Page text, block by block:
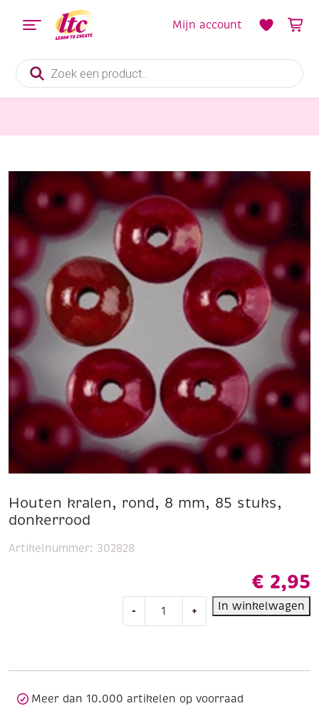
Producten
zoeken
Mijn account
Houten kralen, rond, 8 mm, 85 stuks,
donkerrood
€ 2,95
-
stuks,
+ In winkelwagen
Artikelnummer: 302828
Meer dan 10.000 artikelen op voorraad